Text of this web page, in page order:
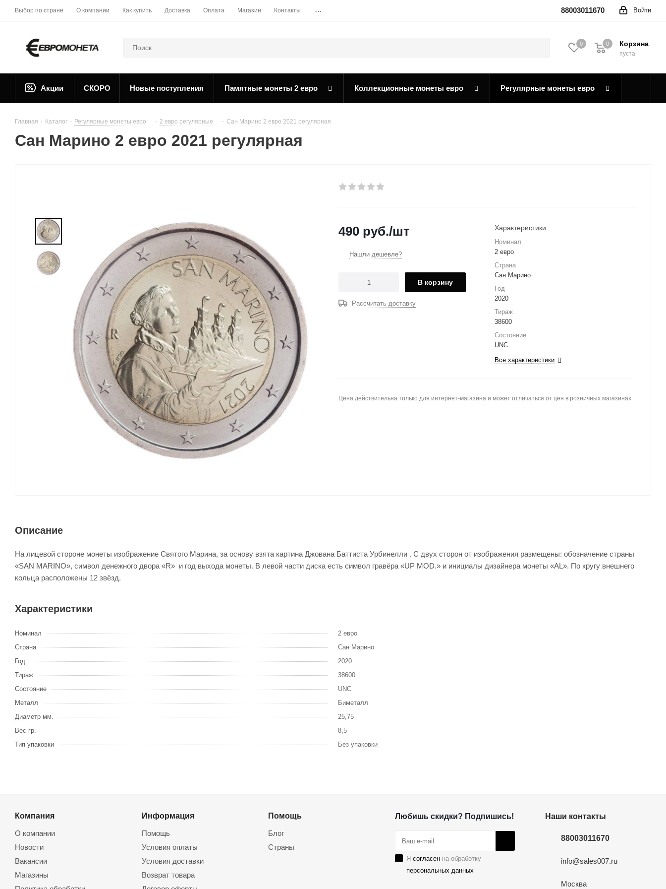
Выбор по стране О компании Как купить Доставка Оплата Магазин Контакты ... Войти
88003011670
0 Корзина
0
пуста
0
Акции СКОРО Новые поступления Памятные монеты 2 евро Коллекционные монеты евро Регулярные монеты евро
Главная - Каталог - Регулярные монеты евро - 2 евро регулярные - Сан Марино 2 евро 2021 регулярная
Сан Марино 2 евро 2021 регулярная
490 руб./шт
Нашли дешевле?
В корзину
Рассчитать доставку
Характеристики
Номинал
2 евро
Страна
Сан Марино
Год
2020
Тираж
38600
Состояние
UNC
Все характеристики
Цена действительна только для интернет-магазина и может отличаться от цен в розничных магазинах
Описание
На лицевой стороне монеты изображение Святого Марина, за основу взята картина Джована Баттиста Урбинелли . С двух сторон от изображения размещены: обозначение страны
«SAN MARINO», символ денежного двора «R» и год выхода монеты. В левой части диска есть символ гравёра «UP MOD.» и инициалы дизайнера монеты «AL». По кругу внешнего
кольца расположены 12 звёзд.
Характеристики
Номинал
2 евро
Страна
Сан Марино
Год
2020
Тираж
38600
Состояние
UNC
Металл
Биметалл
Диаметр мм.
25,75
Вес гр.
8,5
Тип упаковки
Без упаковки
Компания
О компании
Новости
Вакансии
Магазины
Информация
Помощь
Условия оплаты
Условия доставки
Возврат товара
Помощь
Блог
Страны
Любишь скидки? Подпишись!
Я согласенна обработку
персональных данных
Наши контакты
88003011670
info@sales007.ru
Москва